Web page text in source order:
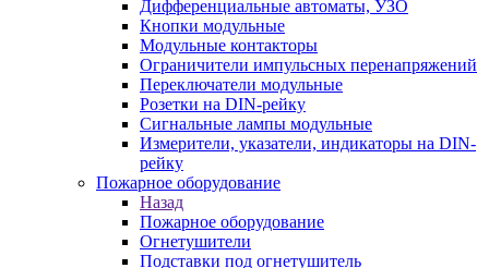
Дифференциальные автоматы, УЗО
Кнопки модульные
Модульные контакторы
Ограничители импульсных перенапряжений
Переключатели модульные
Розетки на DIN-рейку
Сигнальные лампы модульные
Измерители, указатели, индикаторы на DIN-
рейку
Пожарное оборудование
Назад
Пожарное оборудование
Огнетушители
Подставки под огнетушитель